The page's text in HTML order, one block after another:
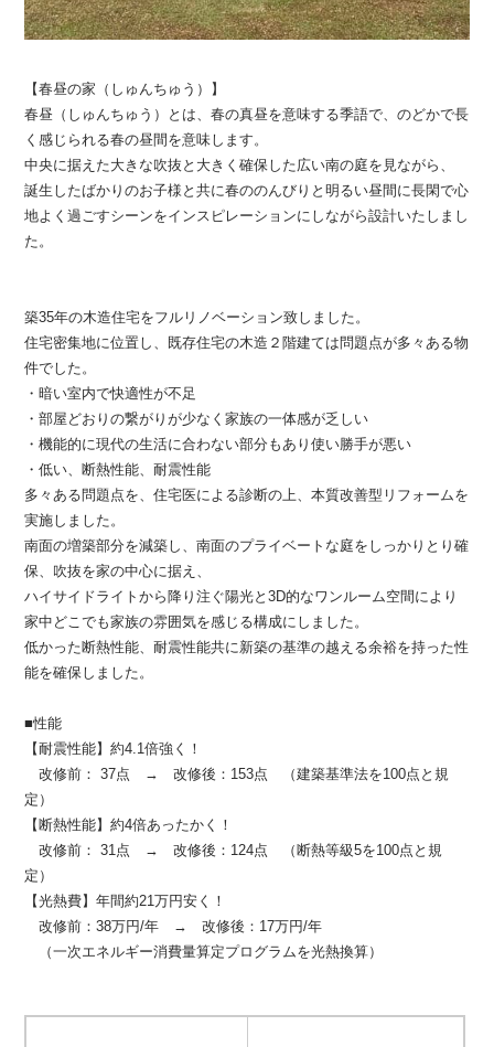
【春昼の家（しゅんちゅう）】
春昼（しゅんちゅう）とは、春の真昼を意味する季語で、のどかで長
く感じられる春の昼間を意味します。
中央に据えた大きな吹抜と大きく確保した広い南の庭を見ながら、
誕生したばかりのお子様と共に春ののんびりと明るい昼間に長閑で心
地よく過ごすシーンをインスピレーションにしながら設計いたしまし
た。
築35年の木造住宅をフルリノベーション致しました。
住宅密集地に位置し、既存住宅の木造２階建ては問題点が多々ある物
件でした。
・暗い室内で快適性が不足
・部屋どおりの繋がりが少なく家族の一体感が乏しい
・機能的に現代の生活に合わない部分もあり使い勝手が悪い
・低い、断熱性能、耐震性能
多々ある問題点を、住宅医による診断の上、本質改善型リフォームを
実施しました。
南面の増築部分を減築し、南面のプライベートな庭をしっかりとり確
保、吹抜を家の中心に据え、
ハイサイドライトから降り注ぐ陽光と3D的なワンルーム空間により
家中どこでも家族の雰囲気を感じる構成にしました。
低かった断熱性能、耐震性能共に新築の基準の越える余裕を持った性
能を確保しました。
■性能
【耐震性能】約4.1倍強く！
改修前： 37点 → 改修後：153点 （建築基準法を100点と規
定）
【断熱性能】約4倍あったかく！
改修前： 31点 → 改修後：124点 （断熱等級5を100点と規
定）
【光熱費】年間約21万円安く！
改修前：38万円/年 → 改修後：17万円/年
（一次エネルギー消費量算定プログラムを光熱換算）